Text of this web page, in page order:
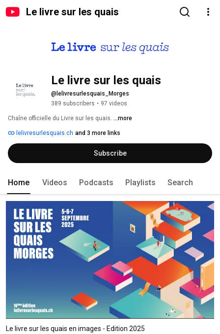
Le livre sur les quais
Le livre sur les quais
@lelivresurlesquais_Morges
389 subscribers • 97 videos
Chaîne officielle du Livre sur les quais. ...more
lelivresurlesquais.ch and 3 more links
Subscribe
Home Videos Podcasts Playlists Search
Le livre sur les quais en images - Edition 2025